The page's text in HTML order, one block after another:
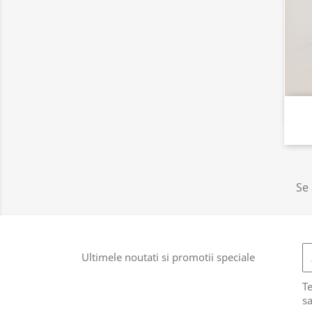
Ultimele noutati si promotii speciale